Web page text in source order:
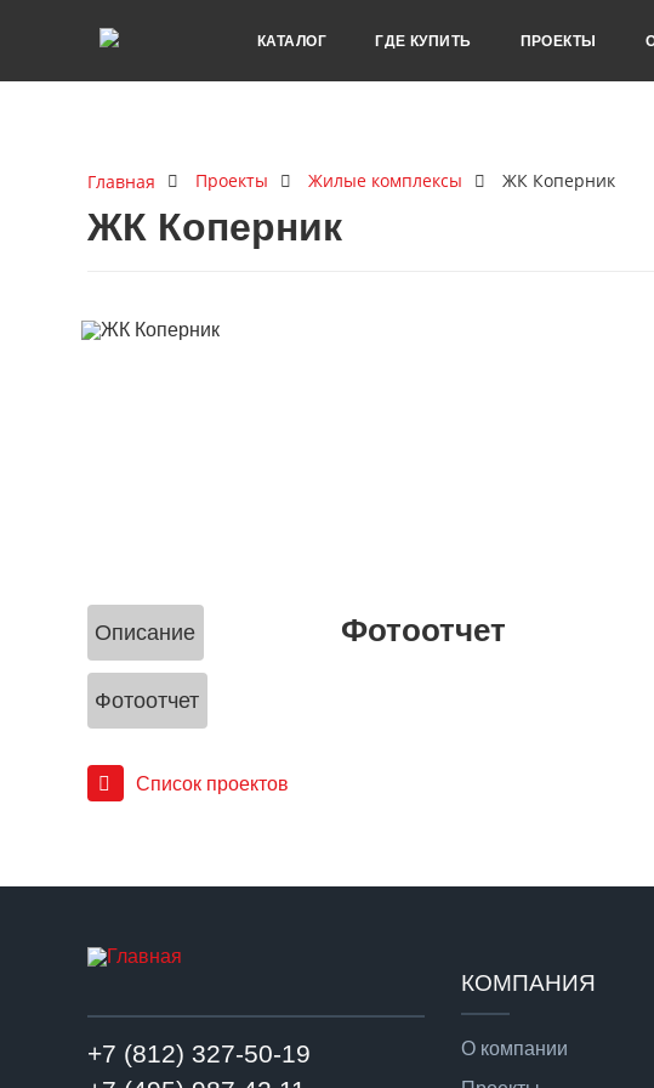
КАТАЛОГ ГДЕ КУПИТЬ ПРОЕКТЫ
Главная Проекты Жилые комплексы ЖК Коперник
ЖК Коперник
Описание
Фотоотчет
Фотоотчет
Список проектов
+7 (812) 327-50-19
КОМПАНИЯ
О компании